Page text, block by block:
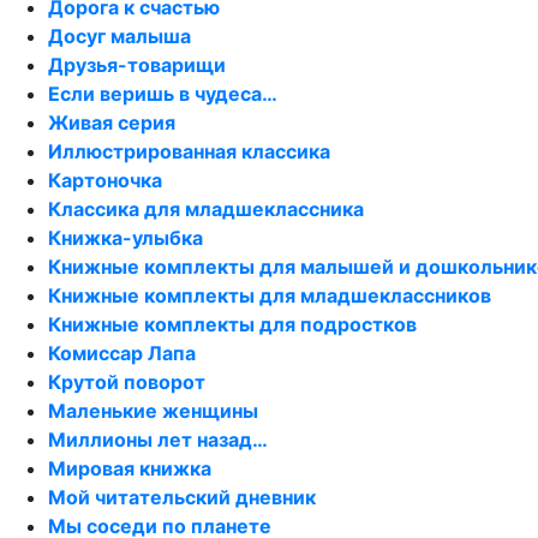
Дорога к счастью
Досуг малыша
Друзья-товарищи
Если веришь в чудеса…
Живая серия
Иллюстрированная классика
Картоночка
Классика для младшеклассника
Книжка-улыбка
Книжные комплекты для малышей и
Книжные комплекты для младшеклассников
Книжные комплекты для подростков
Комиссар Лапа
Крутой поворот
Маленькие женщины
Миллионы лет назад…
Мировая книжка
Мой читательский дневник
Мы соседи по планете